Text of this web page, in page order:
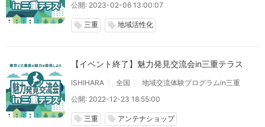
公開: 2023-02-06 13:00:07
local_offer 三重 local_offer 地域活性化
【イベント終了】魅力発見交流会in三重テラス
ISHIHARA 全国
地域交流体験プログラムin三重
公開: 2022-12-23 18:55:00
local_offer 三重 local_offer アンテナショップ